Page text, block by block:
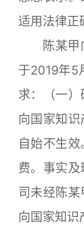
适用法律正
陈某甲向
于2019年5
求：（一
向国家知识
自始不生
费。事实
司未经陈
向国家知识